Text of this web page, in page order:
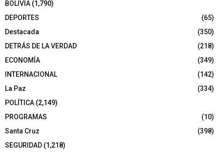
BOLIVIA (1,790)
DEPORTES
(65)
Destacada
(350)
DETRÁS DE LA VERDAD
(218)
ECONOMÍA
(349)
INTERNACIONAL
(142)
La Paz
(334)
POLÍTICA (2,149)
PROGRAMAS
(10)
Santa Cruz
(398)
SEGURIDAD (1,218)